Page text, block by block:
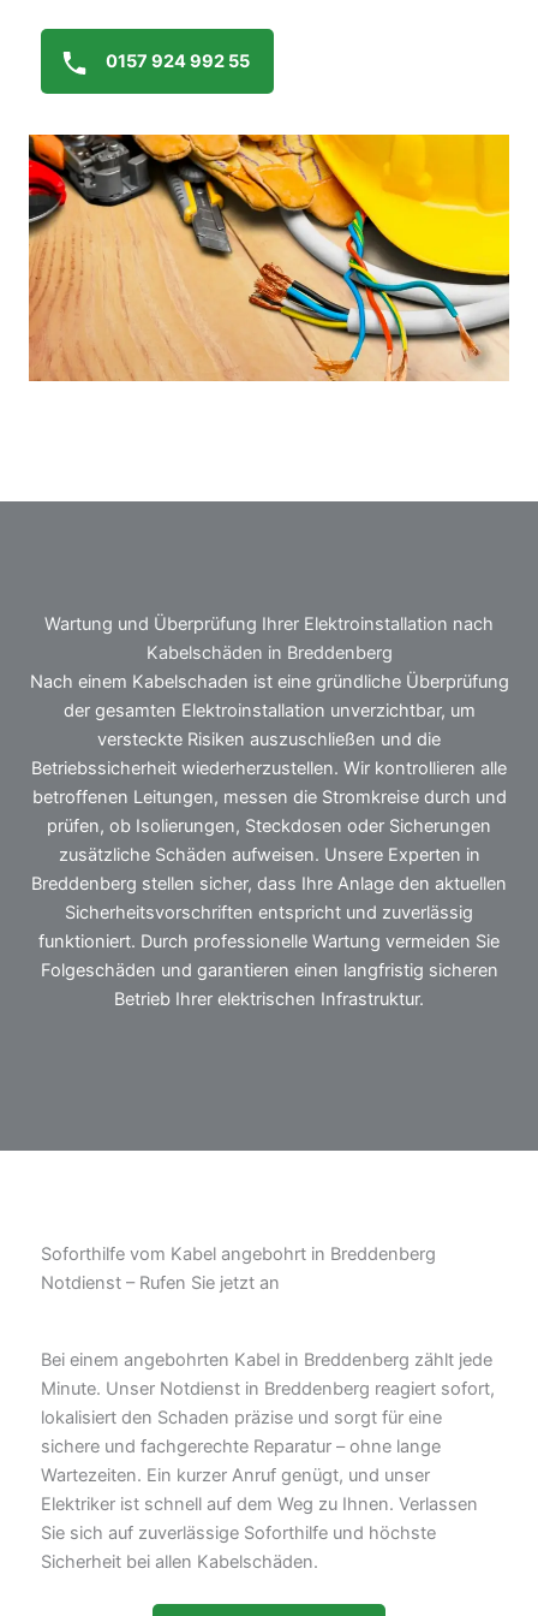
0157 924 992 55
Wartung und Überprüfung Ihrer Elektroinstallation nach
Kabelschäden in Breddenberg
Nach einem Kabelschaden ist eine gründliche Überprüfung
der gesamten Elektroinstallation unverzichtbar, um
versteckte Risiken auszuschließen und die
Betriebssicherheit wiederherzustellen. Wir kontrollieren alle
betroffenen Leitungen, messen die Stromkreise durch und
prüfen, ob Isolierungen, Steckdosen oder Sicherungen
zusätzliche Schäden aufweisen. Unsere Experten in
Breddenberg stellen sicher, dass Ihre Anlage den aktuellen
Sicherheitsvorschriften entspricht und zuverlässig
funktioniert. Durch professionelle Wartung vermeiden Sie
Folgeschäden und garantieren einen langfristig sicheren
Betrieb Ihrer elektrischen Infrastruktur.
Soforthilfe vom Kabel angebohrt in Breddenberg
Notdienst – Rufen Sie jetzt an
Bei einem angebohrten Kabel in Breddenberg zählt jede
Minute. Unser Notdienst in Breddenberg reagiert sofort,
lokalisiert den Schaden präzise und sorgt für eine
sichere und fachgerechte Reparatur – ohne lange
Wartezeiten. Ein kurzer Anruf genügt, und unser
Elektriker ist schnell auf dem Weg zu Ihnen. Verlassen
Sie sich auf zuverlässige Soforthilfe und höchste
Sicherheit bei allen Kabelschäden.